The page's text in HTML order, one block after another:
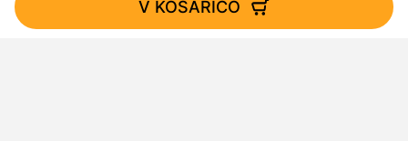
V KOŠARICO